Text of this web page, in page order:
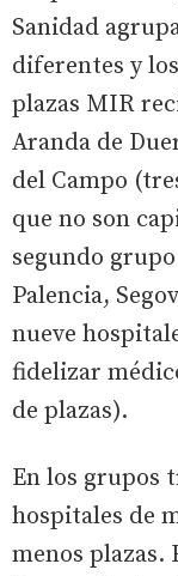
Sanidad
diferentes y
plazas MIR
Aranda de
del Campo
que no son
segundo
Palencia,
nueve
fidelizar
de plazas).
En los grupos
hospitales de
menos plazas.